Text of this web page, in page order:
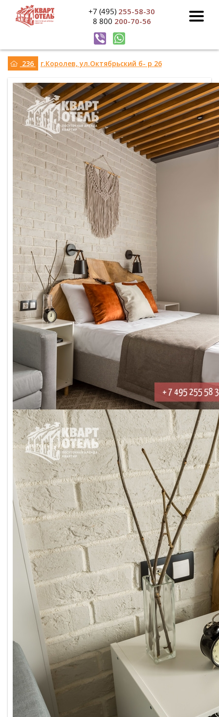
+7 (495) 255-58-30
8 800 200-70-56
236 г.Королев, ул.Октябрьский б- р 26